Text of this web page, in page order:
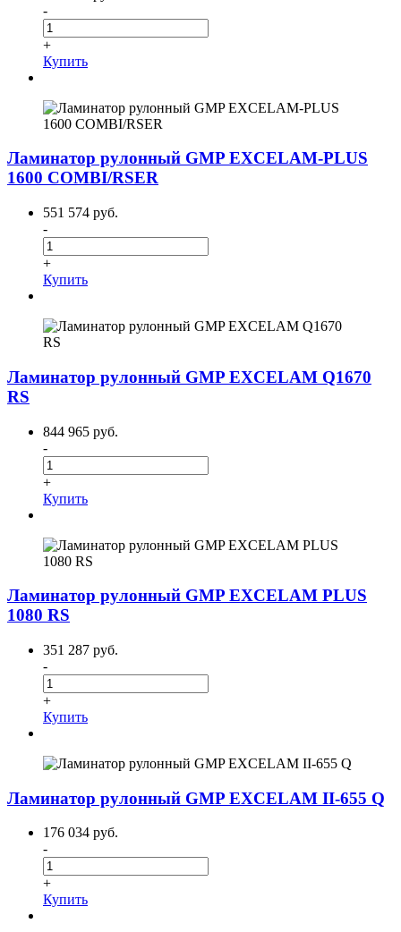
-
+
Купить
Ламинатор рулонный GMP EXCELAM-PLUS
1600 COMBI/RSER
551 574 руб.
-
+
Купить
Ламинатор рулонный GMP EXCELAM Q1670
RS
844 965 руб.
-
+
Купить
Ламинатор рулонный GMP EXCELAM PLUS
1080 RS
351 287 руб.
-
+
Купить
Ламинатор рулонный GMP EXCELAM II-655 Q
176 034 руб.
-
+
Купить